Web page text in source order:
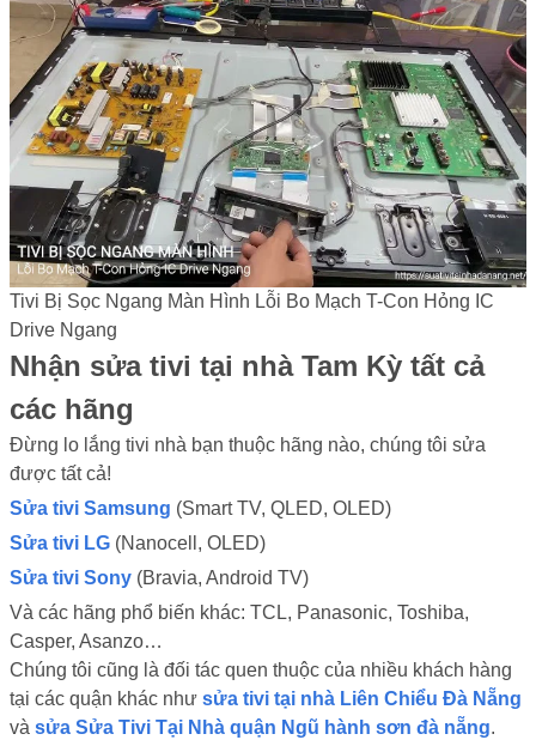
Tivi Bị Sọc Ngang Màn Hình Lỗi Bo Mạch T-Con Hỏng IC
Drive Ngang
Nhận sửa tivi tại nhà Tam Kỳ tất cả
các hãng
Đừng lo lắng tivi nhà bạn thuộc hãng nào, chúng tôi sửa
được tất cả!
Sửa tivi Samsung (Smart TV, QLED, OLED)
Sửa tivi LG (Nanocell, OLED)
Sửa tivi Sony (Bravia, Android TV)
Và các hãng phổ biến khác: TCL, Panasonic, Toshiba,
Casper, Asanzo…
Chúng tôi cũng là đối tác quen thuộc của nhiều khách hàng
tại các quận khác như sửa tivi tại nhà Liên Chiểu Đà Nẵng
và sửa Sửa Tivi Tại Nhà quận Ngũ hành sơn đà nẵng.